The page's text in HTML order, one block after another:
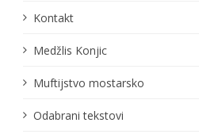
Kontakt
Medžlis Konjic
Muftijstvo mostarsko
Odabrani tekstovi